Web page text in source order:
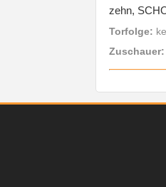
zehn,
Torfolge:
Zuschauer: